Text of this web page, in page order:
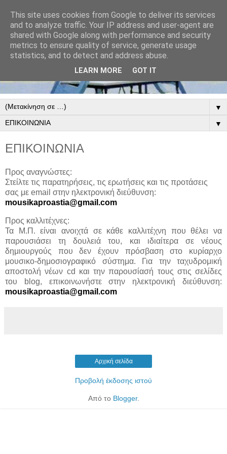
▼
▼
ΕΠΙΚΟΙΝΩΝΙΑ
Προς αναγνώστες:
Στείλτε τις παρατηρήσεις, τις ερωτήσεις και τις προτάσεις
σας με email στην ηλεκτρονική διεύθυνση:
mousikaproastia@gmail.com
Προς καλλιτέχνες:
Τα Μ.Π. είναι ανοιχτά σε κάθε καλλιτέχνη που θέλει να
παρουσιάσει τη δουλειά του, και ιδιαίτερα σε νέους
δημιουργούς που δεν έχουν πρόσβαση στο κυρίαρχο
μουσικο-δημοσιογραφικό σύστημα. Για την ταχυδρομική
αποστολή νέων cd και την παρουσίασή τους στις σελίδες
του blog, επικοινωνήστε στην ηλεκτρονική διεύθυνση:
mousikaproastia@gmail.com
Αρχική σελίδα
Προβολή έκδοσης ιστού
Από το Blogger.
This site uses cookies from Google to deliver its services
and to analyze traffic. Your IP address and user-agent are
shared with Google along with performance and security
metrics to ensure quality of service, generate usage
statistics, and to detect and address abuse.
LEARN MORE GOT IT